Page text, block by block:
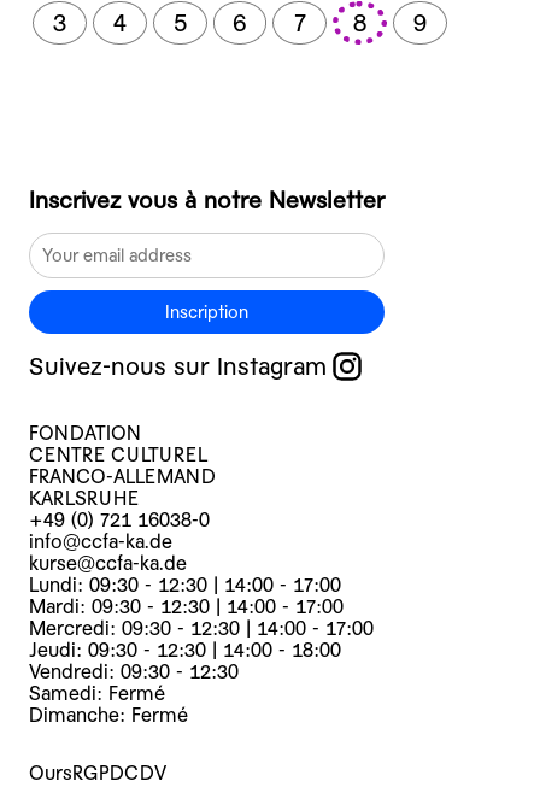
3 4 5 6 7 8 9
Inscrivez vous à notre Newsletter
Inscription
Suivez-nous sur Instagram
FONDATION
CENTRE CULTUREL
FRANCO-ALLEMAND
KARLSRUHE
+49 (0) 721 16038-0
info@ccfa-ka.de
kurse@ccfa-ka.de
Lundi: 09:30 - 12:30 | 14:00 - 17:00
Mardi: 09:30 - 12:30 | 14:00 - 17:00
Mercredi: 09:30 - 12:30 | 14:00 - 17:00
Jeudi: 09:30 - 12:30 | 14:00 - 18:00
Vendredi: 09:30 - 12:30
Samedi: Fermé
Dimanche: Fermé
OursRGPDCDV